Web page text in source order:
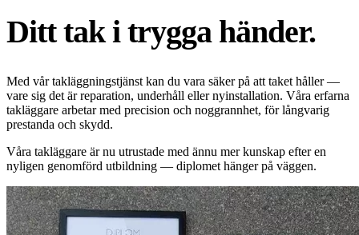
Ditt tak i trygga händer.
Med vår takläggningstjänst kan du vara säker på att taket håller —
vare sig det är reparation, underhåll eller nyinstallation. Våra erfarna
takläggare arbetar med precision och noggrannhet, för långvarig
prestanda och skydd.
Våra takläggare är nu utrustade med ännu mer kunskap efter en
nyligen genomförd utbildning — diplomet hänger på väggen.